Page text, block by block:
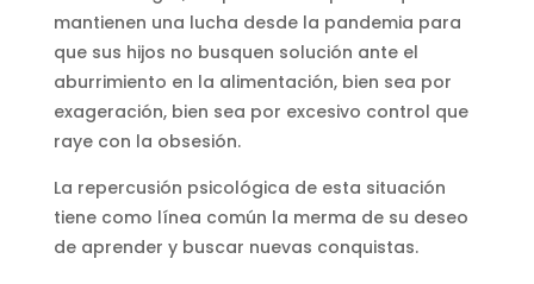
mantienen una lucha desde la pandemia para
que sus hijos no busquen solución ante el
aburrimiento en la alimentación, bien sea por
exageración, bien sea por excesivo control que
raye con la obsesión.
La repercusión psicológica de esta situación
tiene como línea común la merma de su deseo
de aprender y buscar nuevas conquistas.